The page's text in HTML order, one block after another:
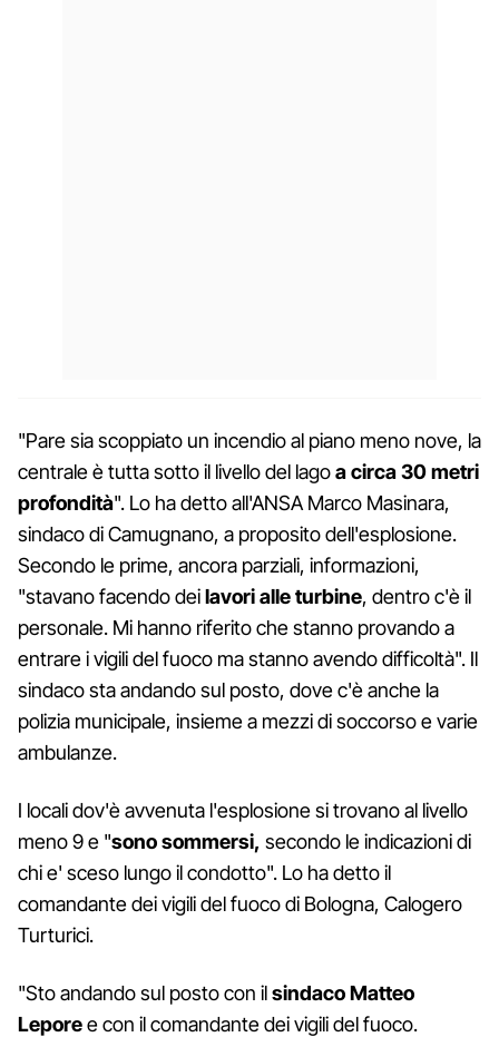
"Pare sia scoppiato un incendio al piano meno nove, la
centrale è tutta sotto il livello del lagoa circa 30 metri
profondità". Lo ha detto all'ANSA Marco Masinara,
sindaco di Camugnano, a proposito dell'esplosione.
Secondo le prime, ancora parziali, informazioni,
"stavano facendo deilavori alle turbine, dentro c'è il
personale. Mi hanno riferito che stanno provando a
entrare i vigili del fuoco ma stanno avendo difficoltà". Il
sindaco sta andando sul posto, dove c'è anche la
polizia municipale, insieme a mezzi di soccorso e varie
ambulanze.
I locali dov'è avvenuta l'esplosione si trovano al livello
meno 9 e "sono sommersi, secondo le indicazioni di
chi e' sceso lungo il condotto". Lo ha detto il
comandante dei vigili del fuoco di Bologna, Calogero
Turturici.
"Sto andando sul posto con ilsindaco Matteo
Leporee con il comandante dei vigili del fuoco.